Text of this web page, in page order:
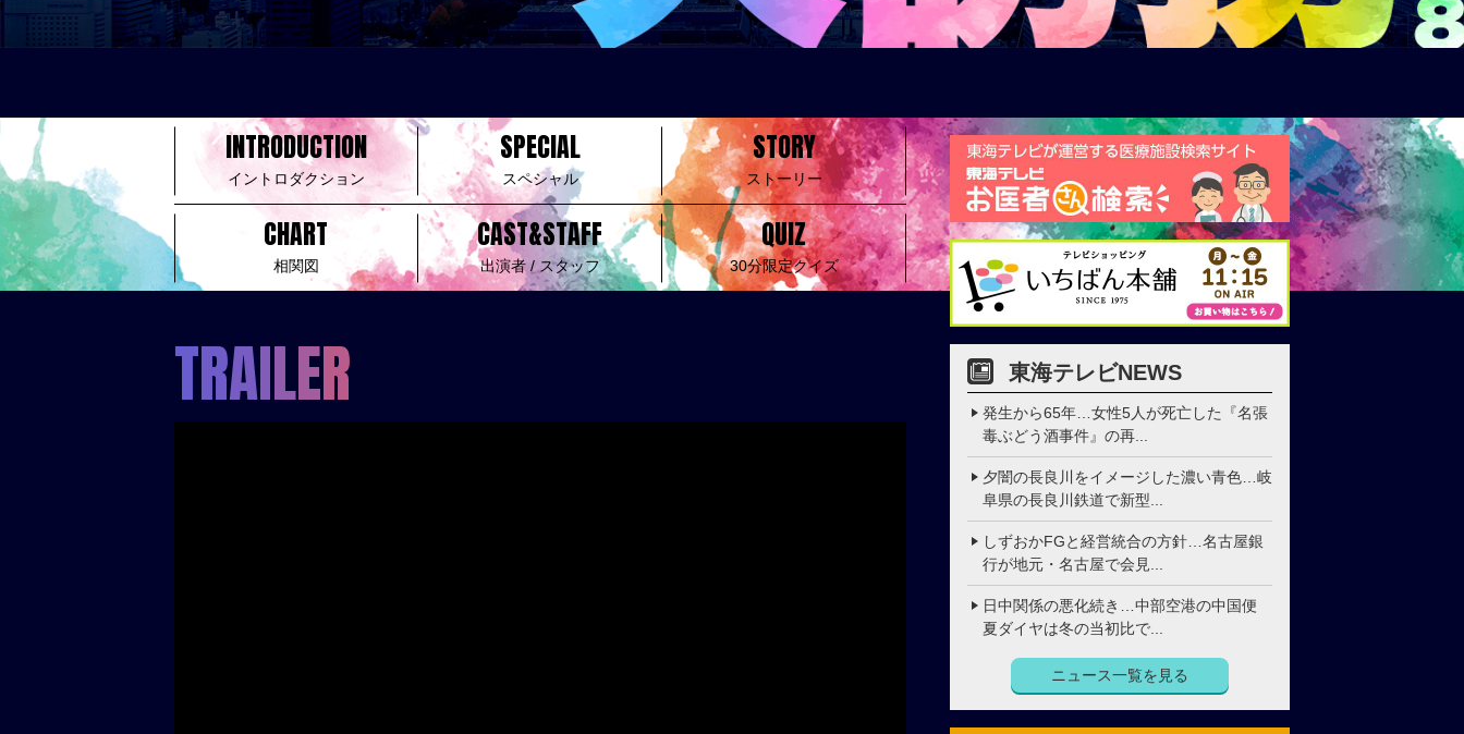
INTRODUCTION
イントロダクション
SPECIAL
スペシャル
STORY
ストーリー
CHART
相関図
CAST&STAFF
出演者 / スタッフ
QUIZ
30分限定クイズ
TRAILER 東海テレビNEWS
発生から65年…女性5人が死亡した『名張
毒ぶどう酒事件』の再...
夕闇の長良川をイメージした濃い青色…岐
阜県の長良川鉄道で新型...
しずおかFGと経営統合の方針…名古屋銀
行が地元・名古屋で会見...
日中関係の悪化続き…中部空港の中国便
夏ダイヤは冬の当初比で...
ニュース一覧を見る